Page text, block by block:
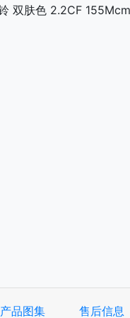
产品图集 售后信息